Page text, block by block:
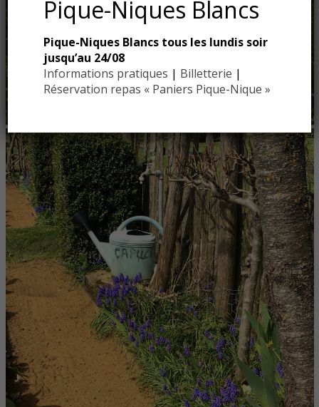
Pique-Niques Blancs
Pique-Niques Blancs tous les lundis soir
jusqu’au 24/08
Informations pratiques | Billetterie |
Réservation repas « Paniers Pique-Nique »